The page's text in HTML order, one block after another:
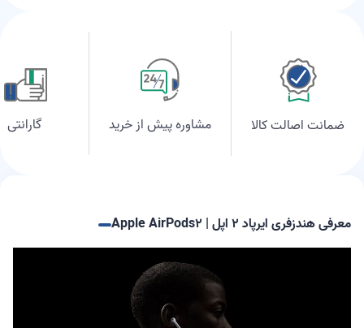
ضمانت اصالت کالا مشاوره پیش از خرید گارانتی
معرفی هندزفری ایرپاد ۲ اپل | Apple AirPods۲